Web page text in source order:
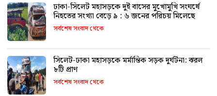
ঢাকা-সিলেট মহাসড়কে দুই বাসের মুখোমুখি সংঘর্ষে
নিহতের সংখ্যা বেড়ে ৯ : ৬ জনের পরিচয় মিলেছে
সর্বশেষ সংবাদ থেকে
সিলেট-ঢাকা মহাসড়কে মর্মান্তিক সড়ক দুর্ঘটনা: ঝরল
৮টি প্রাণ
সর্বশেষ সংবাদ থেকে